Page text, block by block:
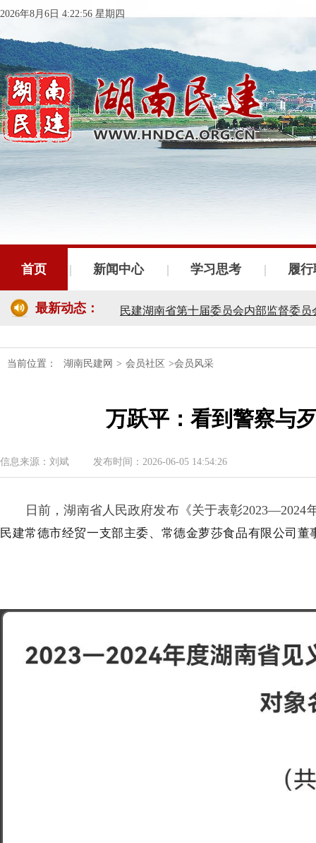
2026年8月6日 4:22:57 星期四
首页 新闻中心 学习思考 履
最新动态：
民建湖南省委会十届五次全会召开
民建湖南省委会开展2024年度理论学
民建湖南省第十届委员会内部监督委
民建湖南省十届十次常委会议召开
当前位置： 湖南民建网 > 会员社区 >会员风采
万跃平：看到警察与
信息来源：刘斌 发布时间：2026-06-05 14:54:26
日前，湖南省人民政府发布《关于表彰
民建常德市经贸一支部主委、常德金萝莎食品有限公司董